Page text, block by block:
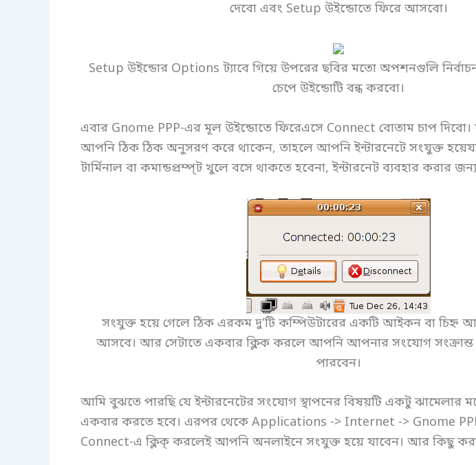
দেবো এবং Setup উইন্ডোতে ফিরে আসবো।
Setup উইন্ডোর Options ট্যাবে গিয়ে উপরের ছবির মতো অপশনগুলি
চেপে উইন্ডোটি বন্ধ করবো।
এবার Gnome PPP-এর মূল উইন্ডোতে ফিরেএসে Connect বোতাম চাপ দিবো।
আপনি ঠিক ঠিক অনুসরণ করে থাকেন, তাহলে আপনি ইন্টারনেটে সংযুক্ত
টার্মিনাল বা কমান্ডপ্রম্প্ট খুলে বসে থাকতে হবেনা, ইন্টারনেট ব্যবহার করার
সংযুক্ত হয়ে গেলে ঠিক এরকম দু’টি কম্পিউটারের একটি আইকন বা চিহ্ন
আসবে। আর সেটাতে একবার ক্লিক করলে আপনি আপনার সংযোগ সংক্রান্ত
পারবেন।
আমি বুঝতে পারছি যে ইন্টারনেটের সংযোগ স্থাপনের বিষয়টি একটু ঝামেলার
একবার করতে হবে। এরপর থেকে Applications -> Internet -> Gnome
Connect-এ ক্লিক্ করলেই আপনি অনলাইনে সংযুক্ত হয়ে যাবেন। আর কিছু